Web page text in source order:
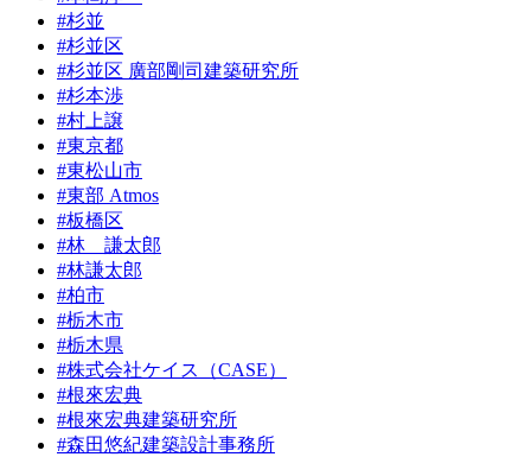
#杉並
#杉並区
#杉並区 廣部剛司建築研究所
#杉本渉
#村上譲
#東京都
#東松山市
#東部 Atmos
#板橋区
#林 謙太郎
#林謙太郎
#柏市
#栃木市
#栃木県
#株式会社ケイス（CASE）
#根來宏典
#根來宏典建築研究所
#森田悠紀建築設計事務所